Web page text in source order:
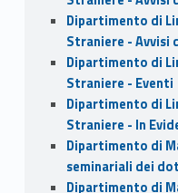
Dipartimento di
Straniere - Avvisi
Dipartimento di
Straniere - Eventi
Dipartimento di
Straniere - In
Dipartimento di
seminariali dei
Dipartimento di